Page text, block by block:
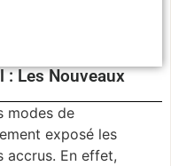
: Les Nouveaux
modes de
exposé les
accrus. En effet,